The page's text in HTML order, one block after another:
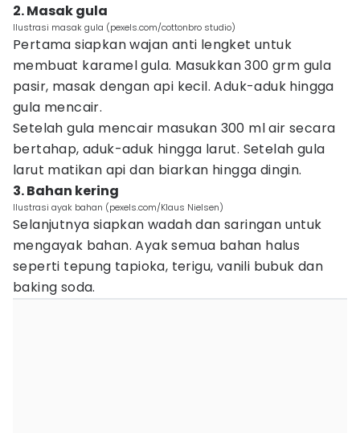
2. Masak gula
Ilustrasi masak gula (pexels.com/cottonbro studio)
Pertama siapkan wajan anti lengket untuk
membuat karamel gula. Masukkan 300 grm gula
pasir, masak dengan api kecil. Aduk-aduk hingga
gula mencair.
Setelah gula mencair masukan 300 ml air secara
bertahap, aduk-aduk hingga larut. Setelah gula
larut matikan api dan biarkan hingga dingin.
3. Bahan kering
Ilustrasi ayak bahan (pexels.com/Klaus Nielsen)
Selanjutnya siapkan wadah dan saringan untuk
mengayak bahan. Ayak semua bahan halus
seperti tepung tapioka, terigu, vanili bubuk dan
baking soda.